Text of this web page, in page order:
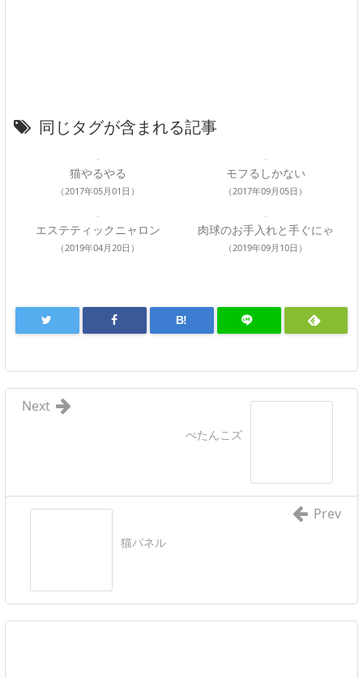
同じタグが含まれる記事
猫やるやる
（2017年05月01日）
モフるしかない
（2017年09月05日）
エステティックニャロン
（2019年04月20日）
肉球のお手入れと手ぐにゃ
（2019年09月10日）
B!
ぺたんこズ
Next
猫パネル
Prev